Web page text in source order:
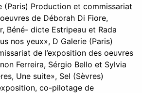
(Paris) Production et commissariat
de Déborah Di Fiore,
Béné- dicte Estripeau et Rada
nos yeux», D Galerie (Paris)
de l’exposition des oeuvres
Ferreira, Sérgio Bello et Sylvia
Une suite», Sel (Sèvres)
co-pilotage de